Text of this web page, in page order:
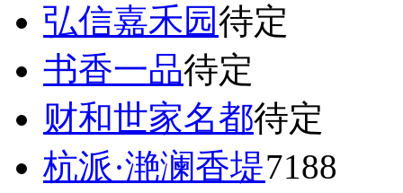
弘信嘉禾园待定
书香一品待定
财和世家名都待定
杭派·滟澜香堤7188